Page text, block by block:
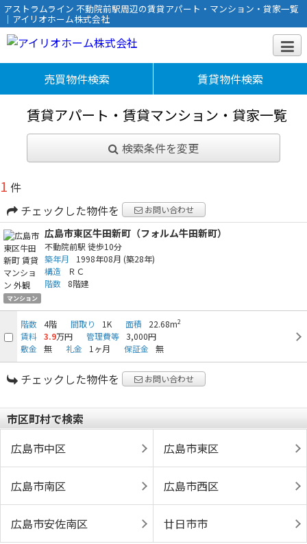
アストラムライン 不動院前駅周辺の賃貸アパート・マンション・貸家一覧
｜アイリオホーム株式会社
売買物件検索 賃貸物件検索
賃貸アパート・賃貸マンション・貸家一覧
検索条件を変更
1 件
チェックした物件を
お問い合わせ
マンション
広島市東区牛田新町（フォルム牛田新町）
不動院前駅 徒歩10分
築年月
1998年08月 (築28年)
構造
ＲＣ
階数
8階建
階数 4階 間取り 1K 面積 22.68m2
賃料 3.9万円 管理費等 3,000円
敷金
無 礼金 1ヶ月 保証金 無
チェックした物件を お問い合わせ
市区町村で検索
広島市中区
広島市東区
広島市南区 広島市西区
広島市安佐南区 廿日市市